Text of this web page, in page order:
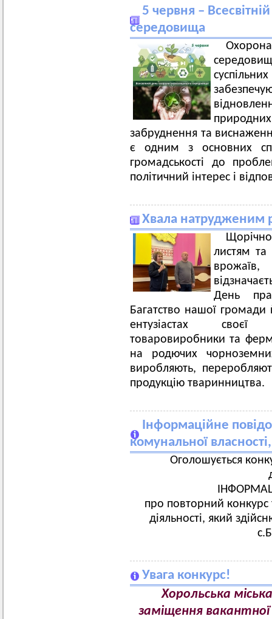
5 червня –
середовища
забруднення та
є одним з основних
громадськості до
політичний інтерес і
Хвала натрудженим
листям та
День
Багатство нашої громади
ентузіастах своєї
товаровиробники та
на родючих
виробляють,
продукцію тваринництва.
Інформаційне
комунальної
Оголошується
про повторний конкурс
діяльності, який
Увага конкурс!
Хорольська
заміщення вакантної